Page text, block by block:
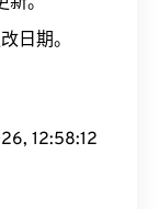
日期。
12:58:13